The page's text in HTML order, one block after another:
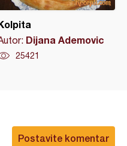
Dijana Ademovic
25421
Postavite komentar